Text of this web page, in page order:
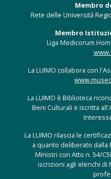
Membro
Rete delle Università
Membro
Liga Medicorum
La LUIMO collabora con
La LUIMO è Biblioteca
Beni Culturali e iscritta
La LUIMO rilascia le
a quanto deliberato dalla
Ministri con Atto n. 54/
iscrizioni agli elenchi di